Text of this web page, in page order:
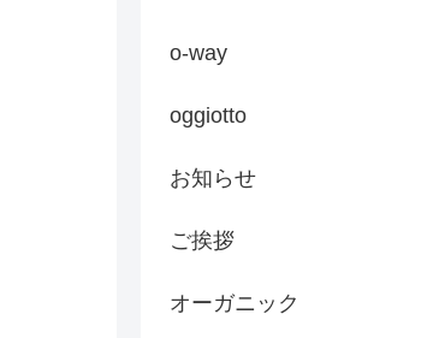
o-way
oggiotto
お知らせ
ご挨拶
オーガニック